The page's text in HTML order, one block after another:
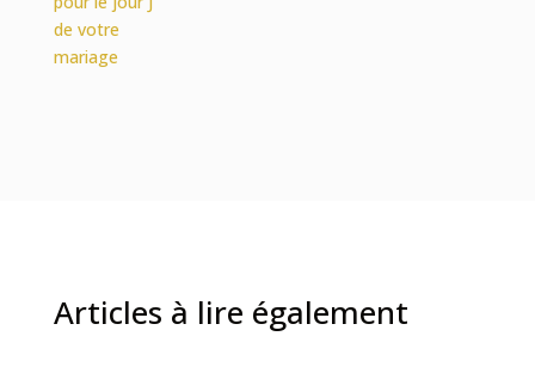
Articles à lire également